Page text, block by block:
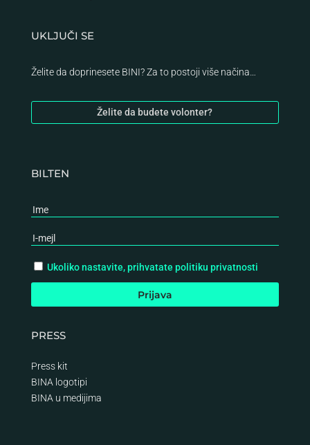
UKLJUČI SE
Želite da doprinesete BINI? Za to postoji više načina…
Želite da budete volonter?
BILTEN
Ukoliko nastavite, prihvatate politiku privatnosti
PRESS
Press kit
BINA logotipi
BINA u medijima